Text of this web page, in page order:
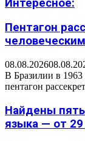
Интересное:
Пентагон
08.08.2026
В Бразилии в
пентагон
Найдены
языка — от